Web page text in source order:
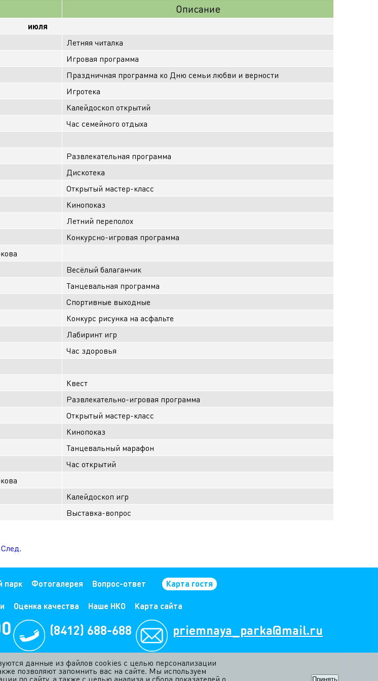
Описание
июля
Летняя читалка
Игровая программа
Праздничная программа ко Дню семьи любви и верности
Игротека
Калейдоскоп открытий
Час семейного отдыха
Развлекательная программа
Дискотека
Открытый мастер-класс
Кинопоказ
Летний переполох
Конкурсно-игровая программа
Весёлый балаганчик
Танцевальная программа
Спортивные выходные
Конкурс рисунка на асфальте
Лабиринт игр
Час здоровья
Квест
Развлекательно-игровая программа
Открытый мастер-класс
Кинопоказ
Танцевальный марафон
Час открытий
Калейдоскоп игр
Выставка-вопрос
След.
парк Фотогалерея Вопрос-ответ Карта гостя
Оценка качества Наше НКО Карта сайта
(8412) 688-688 priemnaya_parka@mail.ru
данные из файлов cookies с целью персонализации
позволяют запомнить вас на сайте. Мы используем
по сайту, а также с целью анализа и сбора показателей о Принять